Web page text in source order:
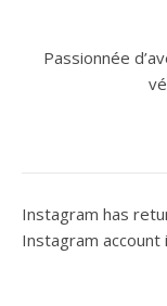
Passionnée
Instagram has
Instagram account